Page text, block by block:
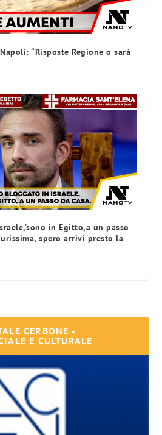
“Risposte Regione o sarà
in Egitto,a un passo
spero arrivi presto la
CERBONE -
E CULTURALE